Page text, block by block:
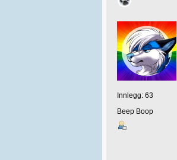
Innlegg: 63
Beep Boop